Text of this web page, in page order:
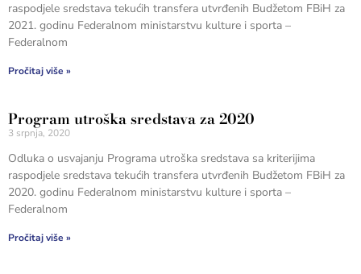
raspodjele sredstava tekućih transfera utvrđenih Budžetom FBiH za
2021. godinu Federalnom ministarstvu kulture i sporta –
Federalnom
Pročitaj više »
Program utroška sredstava za 2020
3 srpnja, 2020
Odluka o usvajanju Programa utroška sredstava sa kriterijima
raspodjele sredstava tekućih transfera utvrđenih Budžetom FBiH za
2020. godinu Federalnom ministarstvu kulture i sporta –
Federalnom
Pročitaj više »